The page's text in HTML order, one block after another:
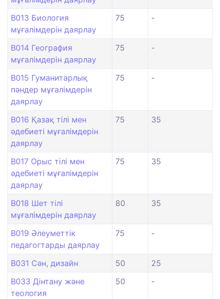
B013 Биология
мұғалімдерін даярлау
75 -
B014 География
мұғалімдерін даярлау
75 -
B015 Гуманитарлық
пәндер мұғалімдерін
даярлау
75 -
B016 Қазақ тілі мен
әдебиеті мұғалімдерін
даярлау
75 35
B017 Орыс тілі мен
әдебиеті мұғалімдерін
даярлау
75 35
B018 Шет тілі
мұғалімдерін даярлау
80 35
B019 Әлеуметтік
педагогтарды даярлау
75 -
B031 Сән, дизайн 50
25
B033 Дінтану және
теология
50 -